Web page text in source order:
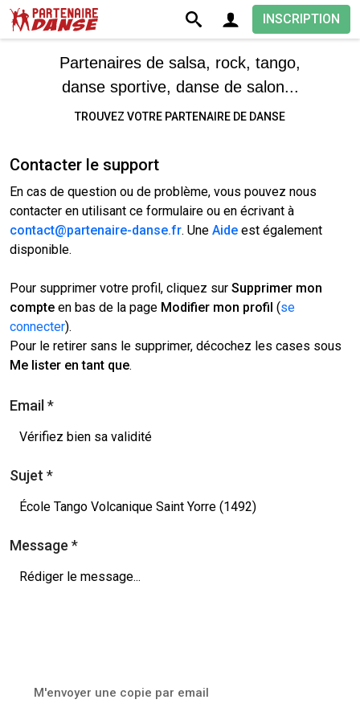
INSCRIPTION
Partenaires de salsa, rock, tango,
danse sportive, danse de salon...
TROUVEZ VOTRE PARTENAIRE DE DANSE
Contacter le support
En cas de question ou de problème, vous pouvez nous
contacter en utilisant ce formulaire ou en écrivant à
contact@partenaire-danse.fr. Une Aide est également
disponible.
Pour supprimer votre profil, cliquez sur Supprimer mon
compte en bas de la page Modifier mon profil (se
connecter).
Pour le retirer sans le supprimer, décochez les cases sous
Me lister en tant que.
Email *
Sujet *
Message *
M'envoyer une copie par email